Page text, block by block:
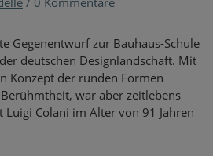
Gegenentwurf zur Bauhaus-Schule
deutschen Designlandschaft. Mit
Konzept der runden Formen
war aber zeitlebens
Luigi Colani im Alter von 91 Jahren